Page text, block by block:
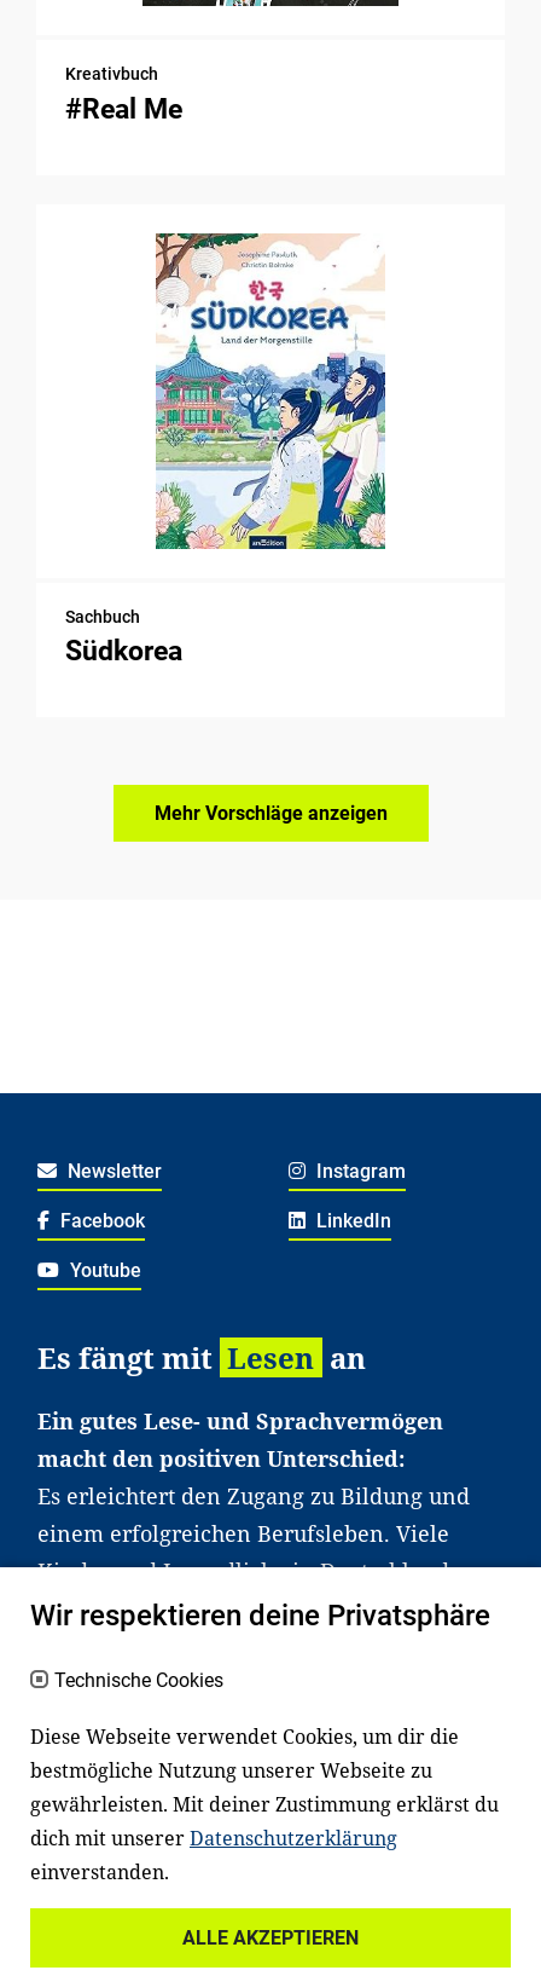
Kreativbuch
#Real Me
Sachbuch
Südkorea
Mehr Vorschläge anzeigen
Newsletter Instagram
Facebook LinkedIn
Youtube
Es fängt mit Lesen an
Ein gutes Lese- und Sprachvermögen
macht den positiven Unterschied:
Es erleichtert den Zugang zu Bildung und
einem erfolgreichen Berufsleben. Viele
Kinder und Jugendliche in Deutschland
haben aber große Schwierigkeiten dabei.
an Familien sowie an Erzieher*innen,
Lehrer*innen und andere
Fachexpert*innen. Dafür arbeiten wir eng
mit Ministerien, wissenschaftlichen
Einrichtungen, Verbänden, Unternehmen
und anderen Stiftungen zusammen.
Wir respektieren deine Privatsphäre
Technische Cookies
Diese Webseite verwendet Cookies, um dir die
bestmögliche Nutzung unserer Webseite zu
gewährleisten. Mit deiner Zustimmung erklärst du
dich mit unsererDatenschutzerklärung
einverstanden.
ALLE AKZEPTIEREN